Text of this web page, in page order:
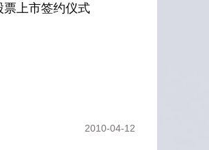
上市签约仪式
2010-04-12